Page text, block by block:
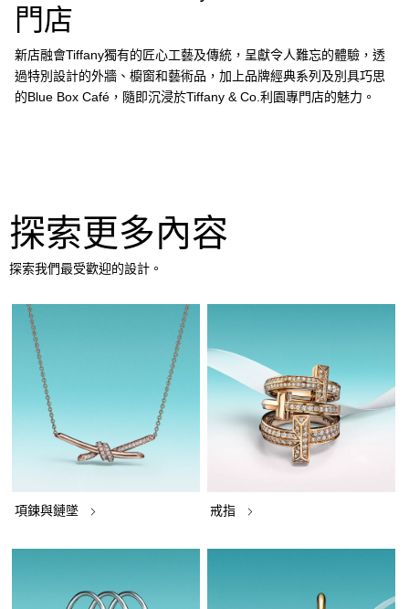
門店
新店融會Tiffany獨有的匠心工藝及傳統，呈獻令人難忘的體驗，透
過特別設計的外牆、櫥窗和藝術品，加上品牌經典系列及別具巧思
的Blue Box Café，隨即沉浸於Tiffany & Co.利園專門店的魅力。
探索更多內容
探索我們最受歡迎的設計。
項鍊與鏈墜 戒指